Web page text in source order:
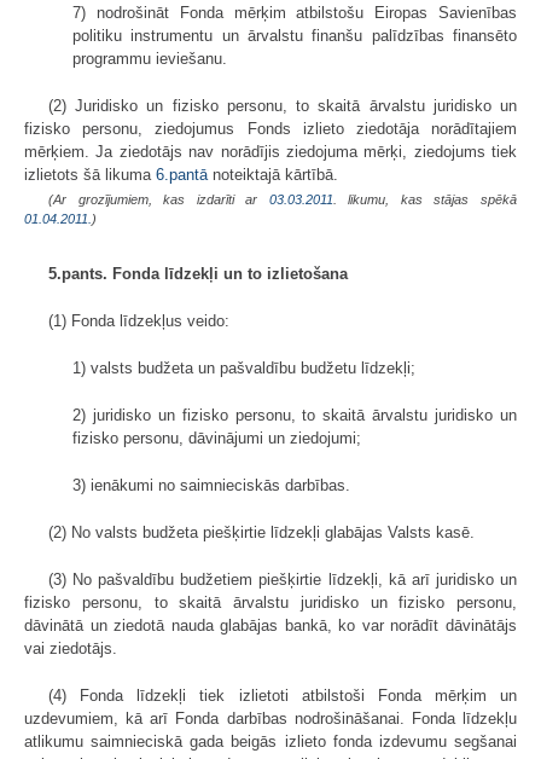
7) nodrošināt Fonda mērķim atbilstošu Eiropas Savienības
politiku instrumentu un ārvalstu finanšu palīdzības finansēto
programmu ieviešanu.
(2) Juridisko un fizisko personu, to skaitā ārvalstu juridisko un
fizisko personu, ziedojumus Fonds izlieto ziedotāja norādītajiem
mērķiem. Ja ziedotājs nav norādījis ziedojuma mērķi, ziedojums tiek
izlietots šā likuma 6.pantā noteiktajā kārtībā.
(Ar grozījumiem, kas izdarīti ar 03.03.2011 . likumu, kas stājas spēkā
01.04.2011. )
5.pants. Fonda līdzekļi un to izlietošana
(1) Fonda līdzekļus veido:
1) valsts budžeta un pašvaldību budžetu līdzekļi;
2) juridisko un fizisko personu, to skaitā ārvalstu juridisko un
fizisko personu, dāvinājumi un ziedojumi;
3) ienākumi no saimnieciskās darbības.
(2) No valsts budžeta piešķirtie līdzekļi glabājas Valsts kasē.
(3) No pašvaldību budžetiem piešķirtie līdzekļi, kā arī juridisko un
fizisko personu, to skaitā ārvalstu juridisko un fizisko personu,
dāvinātā un ziedotā nauda glabājas bankā, ko var norādīt dāvinātājs
vai ziedotājs.
(4) Fonda līdzekļi tiek izlietoti atbilstoši Fonda mērķim un
uzdevumiem, kā arī Fonda darbības nodrošināšanai. Fonda līdzekļu
atlikumu saimnieciskā gada beigās izlieto fonda izdevumu segšanai